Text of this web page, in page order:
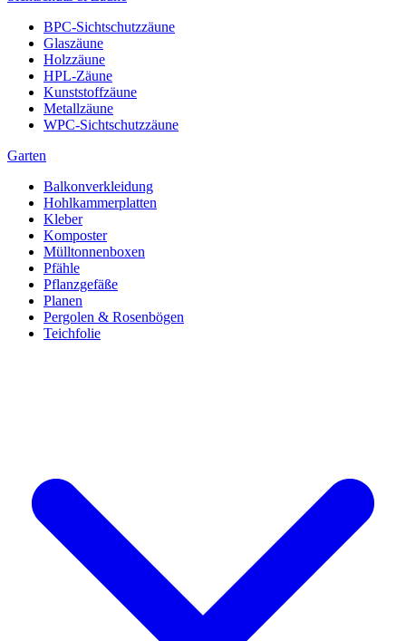
BPC-Sichtschutzzäune
Glaszäune
Holzzäune
HPL-Zäune
Kunststoffzäune
Metallzäune
WPC-Sichtschutzzäune
Garten
Balkonverkleidung
Hohlkammerplatten
Kleber
Komposter
Mülltonnenboxen
Pfähle
Pflanzgefäße
Planen
Pergolen & Rosenbögen
Teichfolie